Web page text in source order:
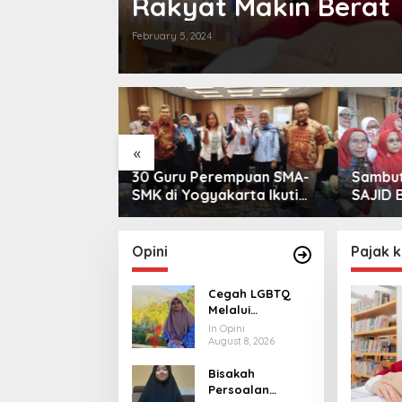
February 5, 2024
«
30 Guru Perempuan SMA-
SMK di Yogyakarta Ikuti
Pelatihan Kepemimpinan
SAJID
Paket
Opini
Cegah LGBTQ
Melalui
Kurikulum
Sekolah, Apakah
Problematik?
In Opini
August 8, 2026
Bisakah
Persoalan
Pajak